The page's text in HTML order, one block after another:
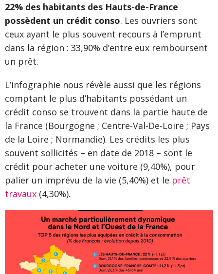
22% des habitants des Hauts-de-France
possèdent un crédit conso. Les ouvriers sont
ceux ayant le plus souvent recours à l’emprunt
dans la région : 33,90% d’entre eux remboursent
un prêt.
L’infographie nous révèle aussi que les régions
comptant le plus d’habitants possédant un
crédit conso se trouvent dans la partie haute de
la France (Bourgogne ; Centre-Val-De-Loire ; Pays
de la Loire ; Normandie). Les crédits les plus
souvent sollicités – en date de 2018 – sont le
crédit pour acheter une voiture (9,40%), pour
palier un imprévu de la vie (5,40%) et le prêt
travaux (4,30%).